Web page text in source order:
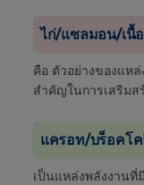
ไก่/แซลมอน/เนื้
คือ ตัวอย่างของแห
สำคัญในการเสริมส
แครอท/บร็อคโ
เป็นแหล่งพลังงาน